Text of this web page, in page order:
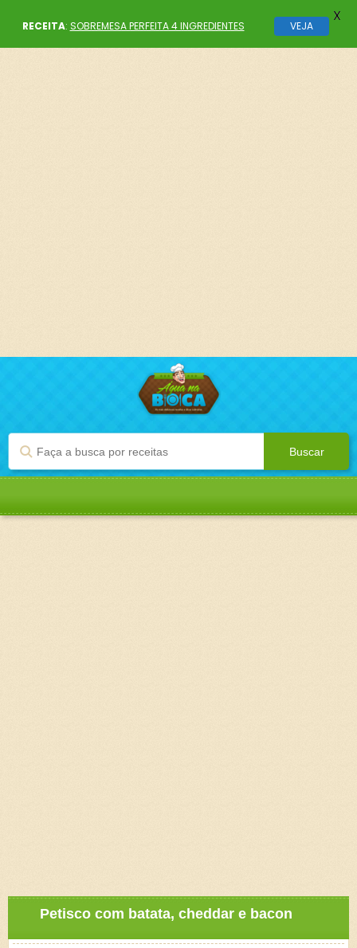
Petisco com batata, cheddar e bacon
RECEITA: SOBREMESA PERFEITA 4 INGREDIENTES VEJA
X